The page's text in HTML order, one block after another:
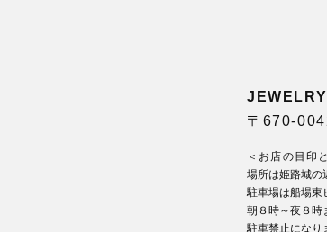
JEWELRY
〒670-
＜お店の目印
場所は姫路城の
駐車場は船場東
朝８時～夜８時
駐車禁止になり